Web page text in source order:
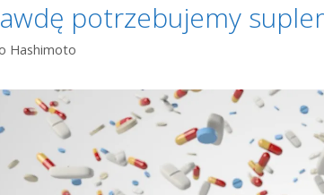
potrzebujemy
Hashimoto